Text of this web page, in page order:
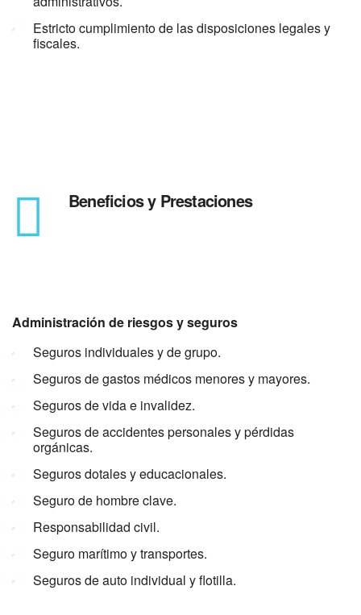
Estricto cumplimiento de las disposiciones legales y
fiscales.
Beneficios y Prestaciones
Administración de riesgos y seguros
Seguros individuales y de grupo.
Seguros de gastos médicos menores y mayores.
Seguros de vida e invalidez.
Seguros de accidentes personales y pérdidas
orgánicas.
Seguros dotales y educacionales.
Seguro de hombre clave.
Responsabilidad civil.
Seguro marítimo y transportes.
Seguros de auto individual y flotilla.